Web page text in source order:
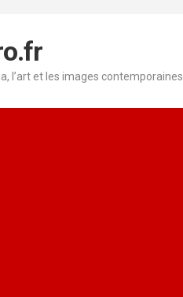
l’art et les images contemporaines